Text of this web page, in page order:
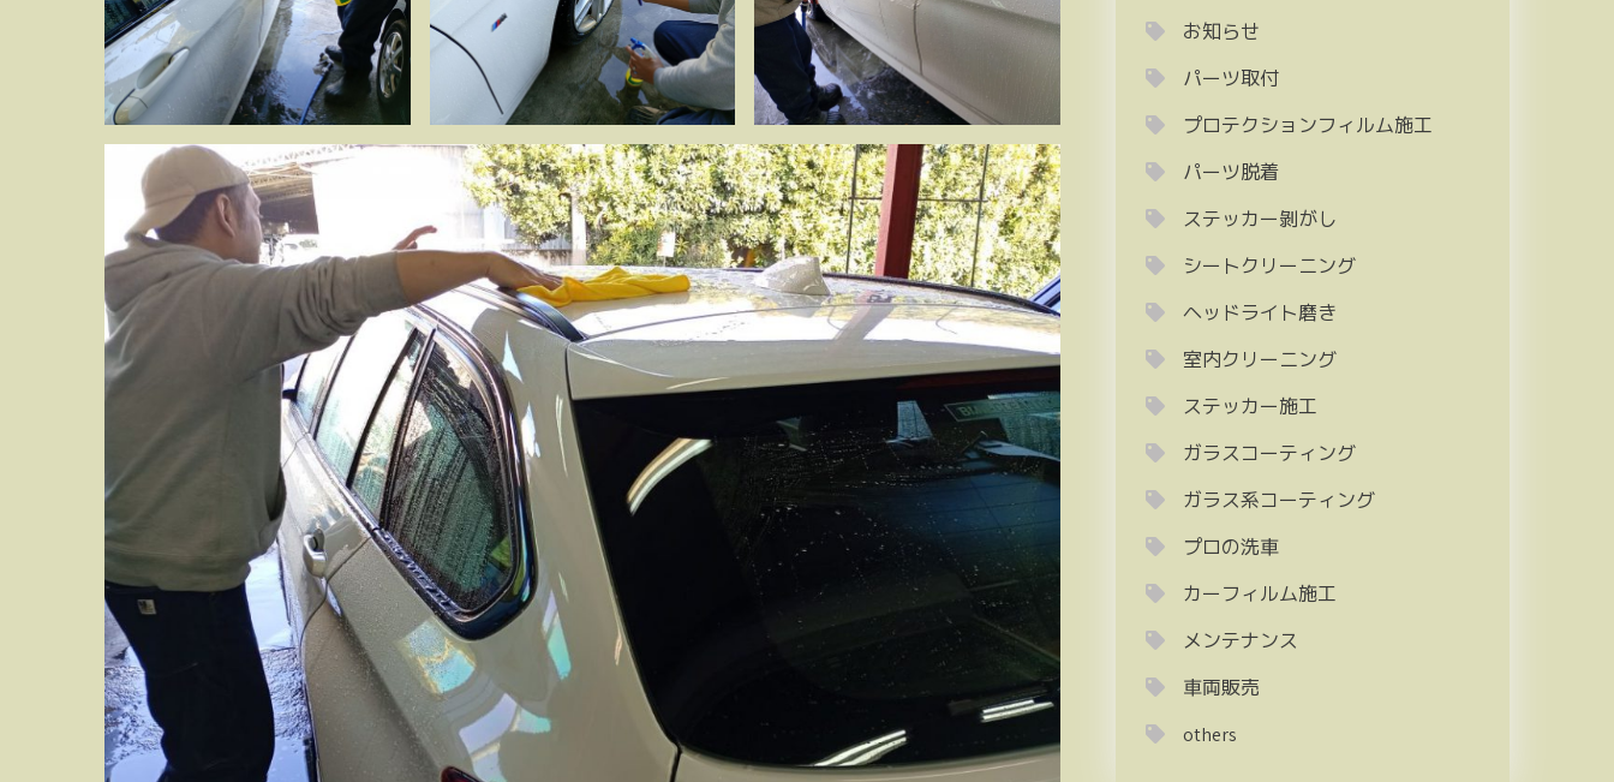
お知らせ
パーツ取付
プロテクションフィルム施工
パーツ脱着
ステッカー剝がし
シートクリーニング
ヘッドライト磨き
室内クリーニング
ステッカー施工
ガラスコーティング
ガラス系コーティング
プロの洗車
カーフィルム施工
メンテナンス
車両販売
others